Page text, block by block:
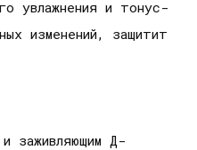
увлажнения и тонус-
изменений, защитит
заживляющим Д-